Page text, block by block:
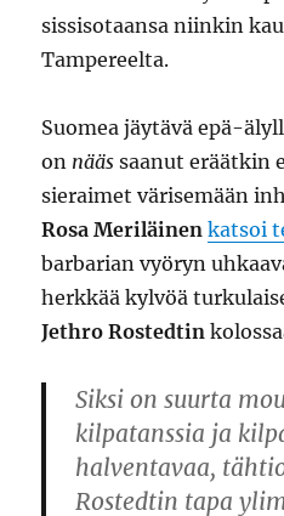
sissisotaansa niinkin
Tampereelta.
Suomea jäytävä epä-
on nääs saanut eräätkin
sieraimet värisemään
Rosa Meriläinenkatsoi
barbarian vyöryn
herkkää kylvöä
Jethro Rostedtin
Siksi on suurta
kilpatanssia ja
halventavaa,
Rostedtin tapa